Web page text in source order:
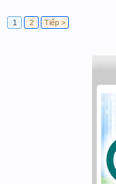
1
2 Tiếp >